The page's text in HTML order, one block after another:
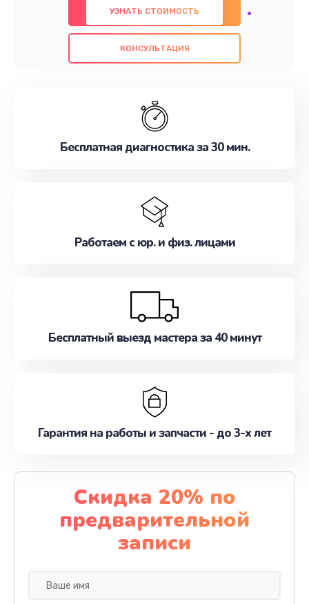
использованием оригинальных компонентов, а
также гарантируем качество всех
проведенных работ. Наша цель - предоставить
наилучшим образом. Не медлите записаться на
УЗНАТЬ СТОИМОСТЬ
КОНСУЛЬТАЦИЯ
Бесплатная диагностика за 30 мин.
Работаем с юр. и физ. лицами
Бесплатный выезд мастера за 40 минут
Гарантия на работы и запчасти - до 3-х лет
Скидка 20% по
предварительной
записи